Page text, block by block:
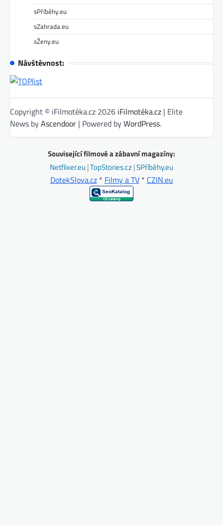
sPříběhy.eu
sZahrada.eu
sŽeny.eu
Návštěvnost:
Copyright © iFilmotéka.cz 2026 iFilmotéka.cz | Elite
News byAscendoor | Powered byWordPress.
Související filmové a zábavní magazíny:
Netflixer.eu |TopStories.cz|SPříběhy.eu
DotekSlova.cz* Filmy a TV* CZIN.eu